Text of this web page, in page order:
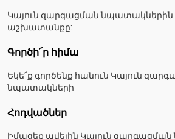
Կայուն զարգացման նպատակներին
աշխատանքը:
Գործի՜ր հիմա
Եկե՜ք գործենք հանուն Կայուն
նպատակների
Հոդվածներ
Իմացեք ավելին Կայուն